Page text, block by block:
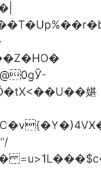
媅